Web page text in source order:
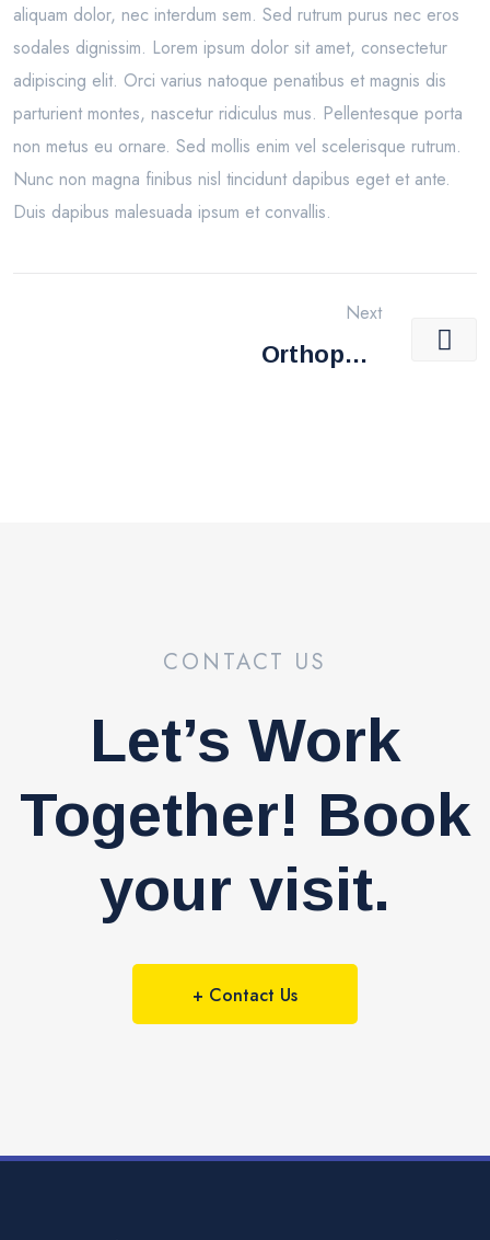
aliquam dolor, nec interdum sem. Sed rutrum purus nec eros
sodales dignissim. Lorem ipsum dolor sit amet, consectetur
adipiscing elit. Orci varius natoque penatibus et magnis dis
parturient montes, nascetur ridiculus mus. Pellentesque porta
non metus eu ornare. Sed mollis enim vel scelerisque rutrum.
Nunc non magna finibus nisl tincidunt dapibus eget et ante.
Duis dapibus malesuada ipsum et convallis.
Next
Orthopedi
CONTACT US
Let’s Work
Together! Book
your visit.
+ Contact Us